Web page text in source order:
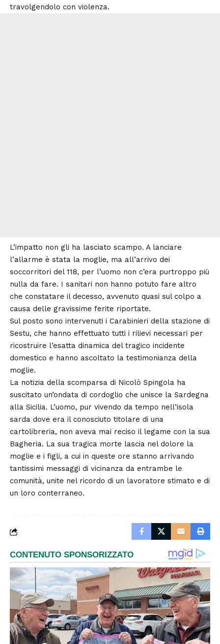
travolgendolo con violenza.
L’impatto non gli ha lasciato scampo. A lanciare
l’allarme è stata la moglie, ma all’arrivo dei
soccorritori del 118, per l’uomo non c’era purtroppo più
nulla da fare. I sanitari non hanno potuto fare altro
che constatare il decesso, avvenuto quasi sul colpo a
causa delle gravissime ferite riportate.
Sul posto sono intervenuti i Carabinieri della stazione di
Sestu, che hanno effettuato tutti i rilievi necessari per
ricostruire l’esatta dinamica del tragico incidente
domestico e hanno ascoltato la testimonianza della
moglie.
La notizia della scomparsa di Nicolò Spingola ha
suscitato un’ondata di cordoglio che unisce la Sardegna
alla Sicilia. L’uomo, pur vivendo da tempo nell’isola
sarda dove era il conosciuto titolare di una
cartolibreria, non aveva mai reciso il legame con la sua
Bagheria. La sua tragica morte lascia nel dolore la
moglie e i figli, a cui in queste ore stanno arrivando
tantissimi messaggi di vicinanza da entrambe le
comunità, unite nel ricordo di un lavoratore stimato e di
un loro conterraneo.